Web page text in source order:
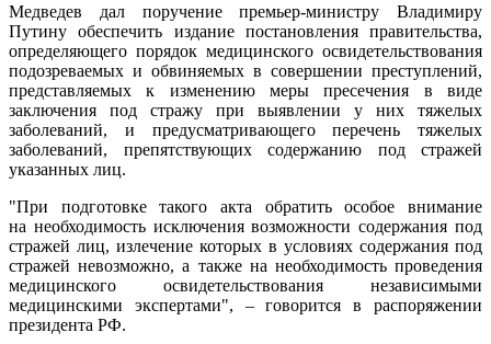
Медведев дал поручение премьер-министру Владимиру
Путину обеспечить издание постановления правительства,
определяющего порядок медицинского освидетельствования
подозреваемых и обвиняемых в совершении преступлений,
представляемых к изменению меры пресечения в виде
заключения под стражу при выявлении у них тяжелых
заболеваний, и предусматривающего перечень тяжелых
заболеваний, препятствующих содержанию под стражей
указанных лиц.
"При подготовке такого акта обратить особое внимание
на необходимость исключения возможности содержания под
стражей лиц, излечение которых в условиях содержания под
стражей невозможно, а также на необходимость проведения
медицинского освидетельствования независимыми
медицинскими экспертами", – говорится в распоряжении
президента РФ.